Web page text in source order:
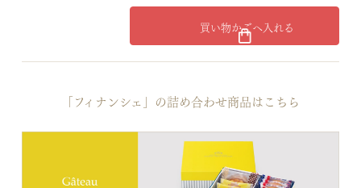
買い物かごへ入れる
「フィナンシェ」の詰め合わせ商品はこちら